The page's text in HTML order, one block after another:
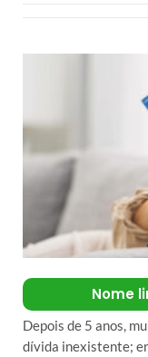
Nome
Depois de 5 anos,
dívida inexistente;